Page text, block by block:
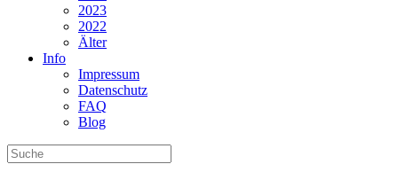
2023
2022
Älter
Info
Impressum
Datenschutz
FAQ
Blog